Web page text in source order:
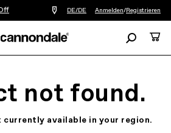
Einen
Händler
meiner
finden
DE/DE Anmelden/Registrieren
Suchen
not found.
available in your region.